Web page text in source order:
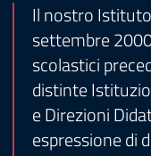
Il nostro
settembre
scolastici
distinte
e Direzioni
espressione di